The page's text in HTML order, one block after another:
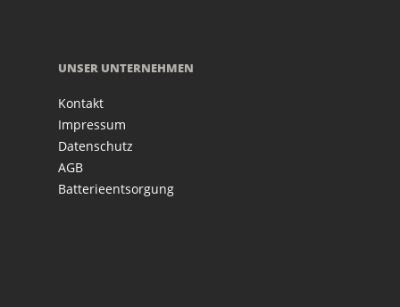
UNSER UNTERNEHMEN
Kontakt
Impressum
Datenschutz
AGB
Batterieentsorgung